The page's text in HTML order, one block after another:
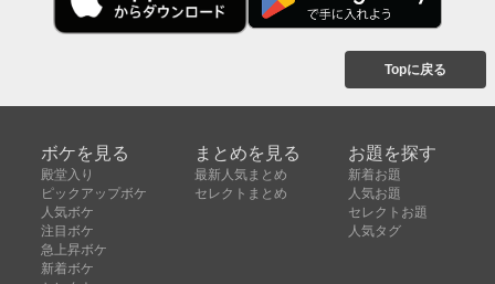
Topに戻る
ボケを見る
殿堂入り
ピックアップボケ
人気ボケ
注目ボケ
急上昇ボケ
新着ボケ
まとめを見る
最新人気まとめ
セレクトまとめ
お題を探す
新着お題
人気お題
セレクトお題
人気タグ